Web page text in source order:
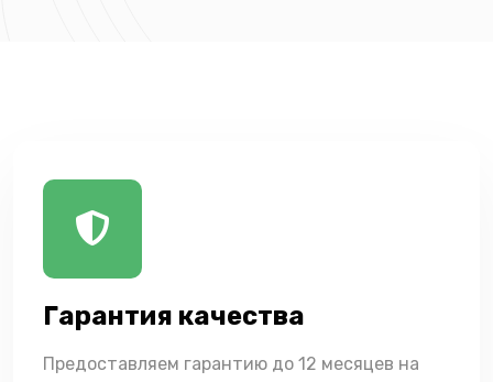
Гарантия качества
Предоставляем гарантию до 12 месяцев на